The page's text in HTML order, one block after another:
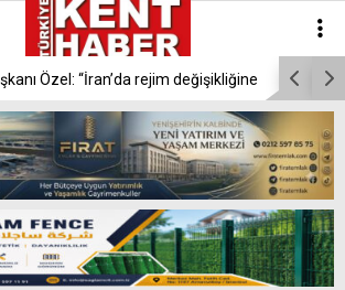
Özel: “İran’da rejim değişikliğine
vermelidir”
Ticaret